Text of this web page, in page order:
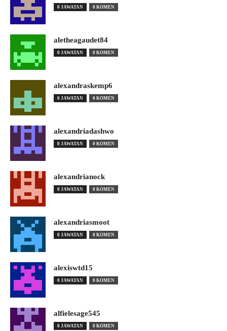
0 JAWATAN 0 KOMEN
aletheagaudet84
0 JAWATAN 0 KOMEN
alexandraskemp6
0 JAWATAN 0 KOMEN
alexandriadashwo
0 JAWATAN 0 KOMEN
alexandrianock
0 JAWATAN 0 KOMEN
alexandriasmoot
0 JAWATAN 0 KOMEN
alexiswtd15
0 JAWATAN 0 KOMEN
alfielesage545
0 JAWATAN 0 KOMEN